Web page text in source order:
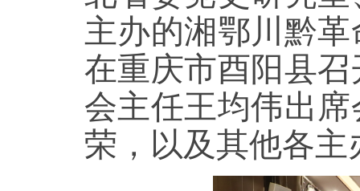
主办的湘鄂川黔
在重庆市酉阳县
会主任王均伟出
荣，以及其他各